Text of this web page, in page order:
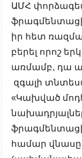
ԱՄՀ
իր հետ
բերել որոշ
առմամբ, դա
զգալի
«Կախված
համար վնասը